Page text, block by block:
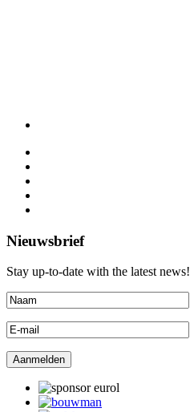
Nieuwsbrief
Stay up-to-date with the latest news!